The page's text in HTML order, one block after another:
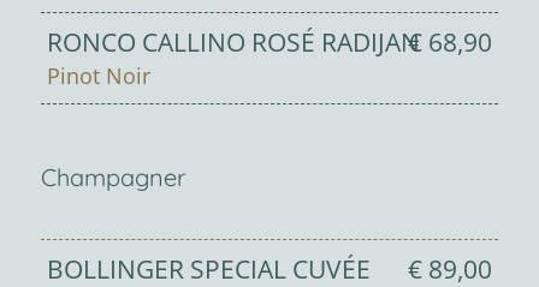
RONCO CALLINO ROSÉ RADIJAN€ 68,90
Pinot Noir
Champagner
BOLLINGER SPECIAL CUVÉE € 89,00